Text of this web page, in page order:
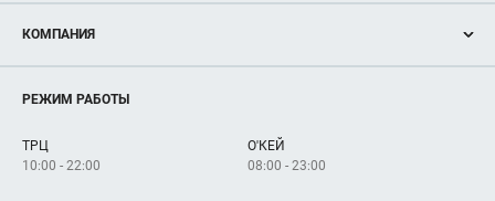
Новости
Магазины
Услуги
КОМПАНИЯ
Рекламодателям
Как добраться
РЕЖИМ РАБОТЫ
ТРЦ
10:00 - 22:00
О'КЕЙ
08:00 - 23:00